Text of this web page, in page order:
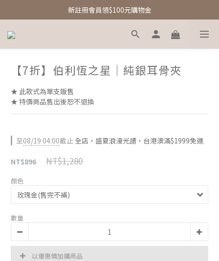
新註冊會員領$100元購物金
新註冊會員領$100元購物金
Free Shipping｜台灣滿額享免運優惠
新註冊會員領$100元購物金
【7折】伯利恆之星｜純銀耳骨夾
★ 此款式為單支販售
★ 特價商品售出後恕不退換
至08/19 04:00截止 全店，盛夏浪漫光譜，台港澳滿$1999免運
NT$1,280
NT$896
顏色
數量
以優惠價加購商品